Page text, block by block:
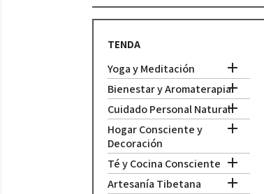
TENDA
Yoga y Meditación 
Bienestar y Aromaterapia
Cuidado Personal Natural
Hogar Consciente y
Decoración

Té y Cocina Consciente 
Artesanía Tibetana 